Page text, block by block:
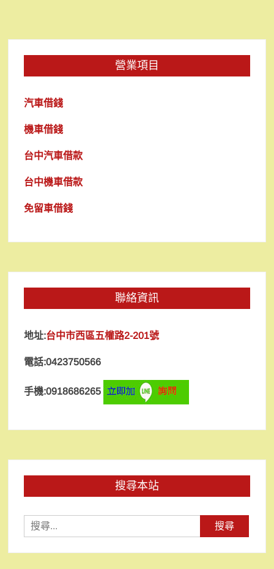
營業項目
汽車借錢
機車借錢
台中汽車借款
台中機車借款
免留車借錢
聯絡資訊
地址:台中市西區五權路2-201號
電話:0423750566
手機:0918686265
搜尋本站
尋
關